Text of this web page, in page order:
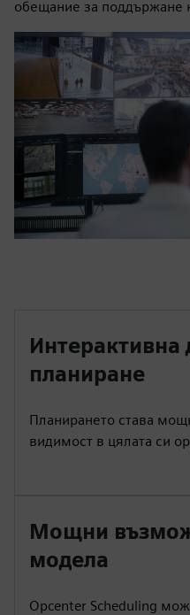
обещание за поддържане
Интерактивна
планиране
Планирането става
видимост в цялата си
Мощни
модела
Opcenter Scheduling